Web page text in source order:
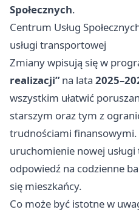
Społecznych.
Centrum Usług
usługi transportowej
Zmiany wpisują się w
realizacji”na lata
wszystkim ułatwić
starszym oraz tym z
trudnościami finansowymi.
uruchomienie nowej
odpowiedź na codzienne
się mieszkańcy.
Co może być istotne w